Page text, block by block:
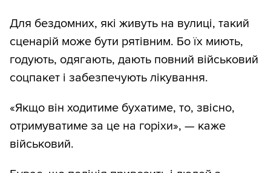
Для бездомних, які живуть на вулиці, такий
сценарій може бути рятівним. Бо їх миють,
годують, одягають, дають повний військовий
соцпакет і забезпечують лікування.
«Якщо він ходитиме бухатиме, то, звісно,
отримуватиме за це на горіхи», — каже
військовий.